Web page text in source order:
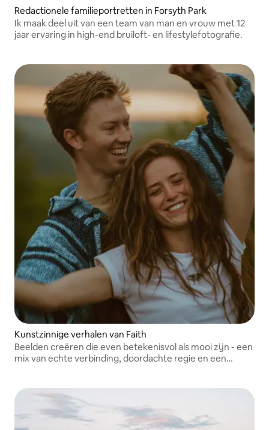
Redactionele familieportretten in Forsyth Park
Ik maak deel uit van een team van man en vrouw met 12
jaar ervaring in high-end bruiloft- en lifestylefotografie.
Kunstzinnige verhalen van Faith
Beelden creëren die even betekenisvol als mooi zijn - een
mix van echte verbinding, doordachte regie en een